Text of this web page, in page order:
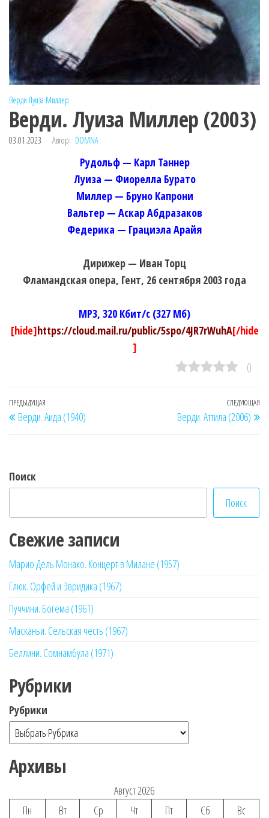
Верди Луиза Миллер
Верди. Луиза Миллер (2003)
03.01.2023 Автор: DOMNA
Рудольф — Карл Таннер
Луиза — Фиорелла Бурато
Миллер — Бруно Капрони
Вальтер — Аскар Абдразаков
Федерика — Грациэла Арайя
Дирижер — Иван Торц
Фламандская опера, Гент, 26 сентября 2003 года
MP3, 320 Кбит/с (327 Мб)
[hide]https://cloud.mail.ru/public/5spo/4JR7rWuhA[/hide
]
0
Навигация
по
Предыдущая
запись
ПРЕДЫДУЩАЯ
Верди. Аида (1940)
СЛЕДУЮЩАЯ
Верди. Аттила (2006)
Поиск
Поиск
Свежие записи
Марио Дель Монако. Концерт в Милане (1957)
Глюк. Орфей и Эвридика (1967)
Пуччини. Богема (1961)
Масканьи. Сельская честь (1967)
Беллини. Сомнамбула (1971)
Рубрики
Рубрики
Архивы
Август 2026
Пн
Вт Ср Чт Пт Сб
Вс